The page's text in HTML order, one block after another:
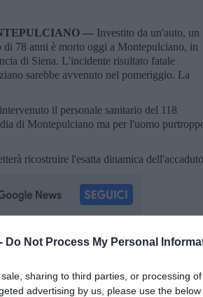
Do Not Process My Personal
sharing to third parties, or processing
advertising by us, please use the
— Investito da un'auto, un
di 78 anni è morto oggi a Montepulciano, in
di Siena. L'incidente risultato fatale
sarebbe avvenuto nel pomeriggio. La
il personale sanitario del 118
di Montepulciano ma per l'uomo
ricostruire l'esatta dinamica
Newsletter QUInews - ToscanaMedia.
di posta.